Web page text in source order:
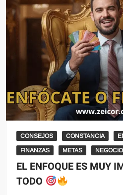
CONSEJOS CONSTANCIA
FINANZAS METAS
EL ENFOQUE ES MUY
TODO